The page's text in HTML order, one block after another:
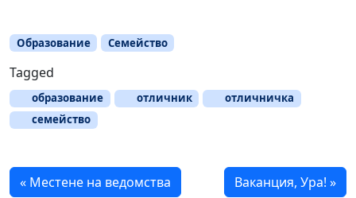
Образование Семейство
Tagged
образование отличник
отличничка
семейство
Местене на ведомства Ваканция, Ура!